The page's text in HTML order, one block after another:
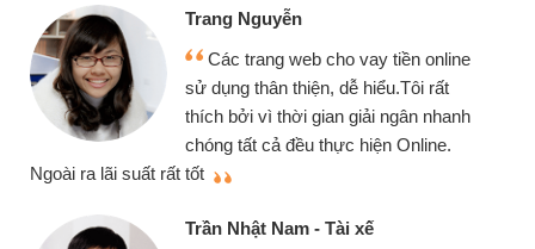
Trang Nguyễn
Các trang web cho vay tiền online
sử dụng thân thiện, dễ hiểu.Tôi rất
thích bởi vì thời gian giải ngân nhanh
chóng tất cả đều thực hiện Online.
Ngoài ra lãi suất rất tốt
Trần Nhật Nam - Tài xế